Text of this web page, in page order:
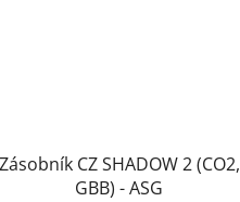
Zásobník CZ SHADOW 2 (CO2,
GBB) - ASG